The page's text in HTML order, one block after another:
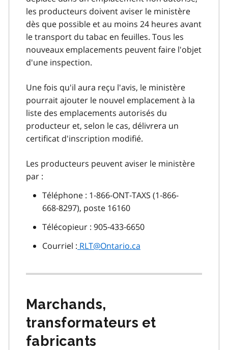
les producteurs doivent aviser le ministère
dès que possible et au moins 24 heures avant
le transport du tabac en feuilles. Tous les
nouveaux emplacements peuvent faire l'objet
d'une inspection.
Une fois qu'il aura reçu l'avis, le ministère
pourrait ajouter le nouvel emplacement à la
liste des emplacements autorisés du
producteur et, selon le cas, délivrera un
certificat d'inscription modifié.
Les producteurs peuvent aviser le ministère
par :
Téléphone : 1‑866-ONT‑TAXS (1‑866-
668‑8297), poste 16160
Télécopieur : 905‑433‑6650
Courriel : RLT@Ontario.ca
Marchands,
transformateurs et
fabricants